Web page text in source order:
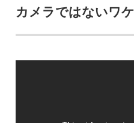
カメラではないワケ